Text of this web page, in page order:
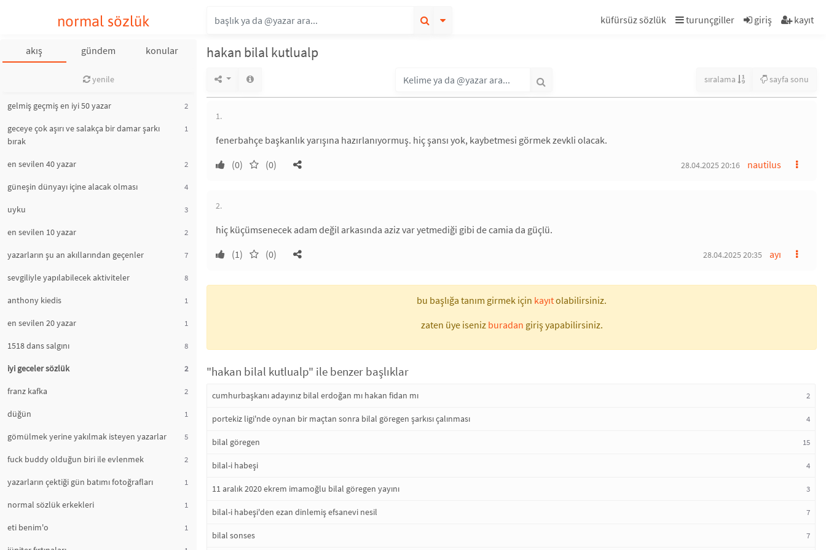
normal sözlük küfürsüz sözlük turunçgiller giriş kayıt
akış gündem konular
yenile
gelmiş geçmiş en iyi 50 yazar 2
geceye çok aşırı ve salakça bir damar şarkı
bırak
1
en sevilen 40 yazar 2
güneşin dünyayı içine alacak olması 4
uyku 3
en sevilen 10 yazar 2
yazarların şu an akıllarından geçenler 7
sevgiliyle yapılabilecek aktiviteler 8
anthony kiedis 1
en sevilen 20 yazar 1
1518 dans salgını 8
iyi geceler sözlük 2
franz kafka 2
düğün 1
gömülmek yerine yakılmak isteyen yazarlar 5
fuck buddy olduğun biri ile evlenmek 2
yazarların çektiği gün batımı fotoğrafları 1
normal sözlük erkekleri 1
eti benim'o 1
hakan bilal kutlualp
sıralama sayfa sonu
1.
fenerbahçe başkanlık yarışına hazırlanıyormuş. hiç şansı yok, kaybetmesi görmek zevkli olacak.
(0)
(0) nautilus
28.04.2025 20:16
2.
hiç küçümsenecek adam değil arkasında aziz var yetmediği gibi de camia da güçlü.
(1)
(0) ayı
28.04.2025 20:35
bu başlığa tanım girmek için kayıtolabilirsiniz.
zaten üye iseniz buradan giriş yapabilirsiniz.
"hakan bilal kutlualp" ile benzer başlıklar
cumhurbaşkanı adayınız bilal erdoğan mı hakan fidan mı 2
portekiz ligi'nde oynan bir maçtan sonra bilal göregen şarkısı çalınması 4
bilal göregen 15
bilal-i habeşi 4
11 aralık 2020 ekrem imamoğlu bilal göregen yayını 3
bilal-i habeşi'den ezan dinlemiş efsanevi nesil 7
bilal sonses 7